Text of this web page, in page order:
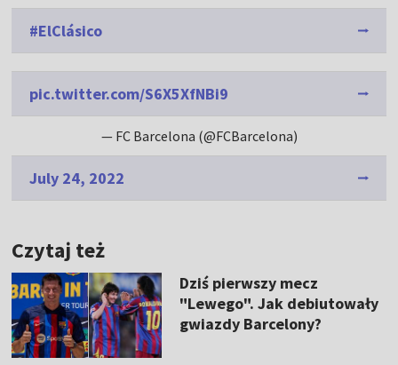
#ElClásico
pic.twitter.com/S6X5XfNBi9
— FC Barcelona (@FCBarcelona)
July 24, 2022
Czytaj też
Dziś pierwszy mecz
"Lewego". Jak debiutowały
gwiazdy Barcelony?